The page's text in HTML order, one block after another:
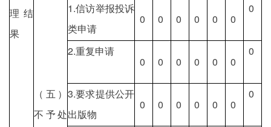
理结
果
（五）
不予处
1.信访举报投诉
类申请
0 0 0 0 0 0
0
2.重复申请
0 0 0 0 0 0
0
3.要求提供公开
出版物
0 0 0 0 0 0
0